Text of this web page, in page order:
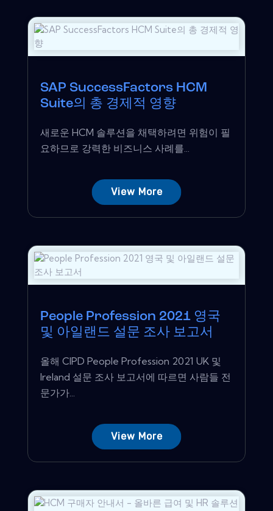
SAP SuccessFactors HCM
Suite의 총 경제적 영향
새로운 HCM 솔루션을 채택하려면 위험이 필
요하므로 강력한 비즈니스 사례를...
View More
People Profession 2021 영국
및 아일랜드 설문 조사 보고서
올해 CIPD People Profession 2021 UK 및
Ireland 설문 조사 보고서에 따르면 사람들 전
문가가...
View More